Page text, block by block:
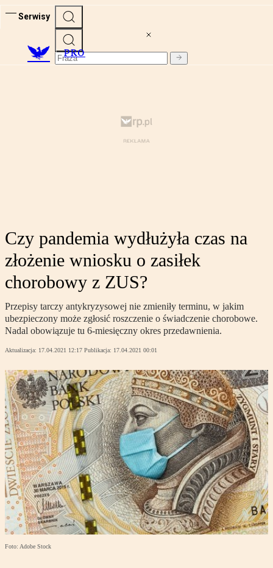
Serwisy
PRO
Czy pandemia wydłużyła czas na
złożenie wniosku o zasiłek
chorobowy z ZUS?
Przepisy tarczy antykryzysowej nie zmieniły terminu, w jakim
ubezpieczony może zgłosić roszczenie o świadczenie chorobowe.
Nadal obowiązuje tu 6-miesięczny okres przedawnienia.
Aktualizacja: 17.04.2021 12:17 Publikacja: 17.04.2021 00:01
Foto: Adobe Stock